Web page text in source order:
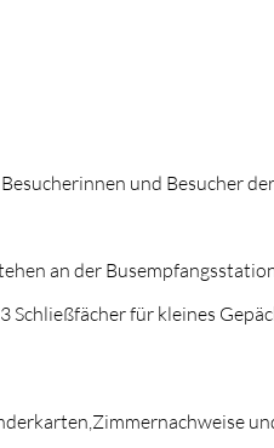
und Besucher
an der
Schließfächer für kleines